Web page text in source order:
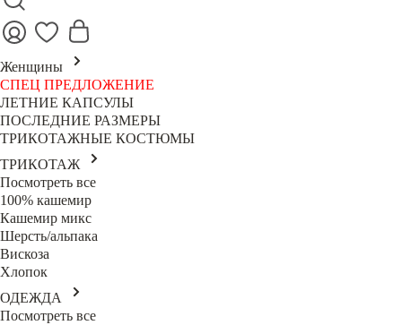
Женщины
СПЕЦ ПРЕДЛОЖЕНИЕ
ЛЕТНИЕ КАПСУЛЫ
ПОСЛЕДНИЕ РАЗМЕРЫ
ТРИКОТАЖНЫЕ КОСТЮМЫ
ТРИКОТАЖ
Посмотреть все
100% кашемир
Кашемир микс
Шерсть/альпака
Вискоза
Хлопок
ОДЕЖДА
Посмотреть все